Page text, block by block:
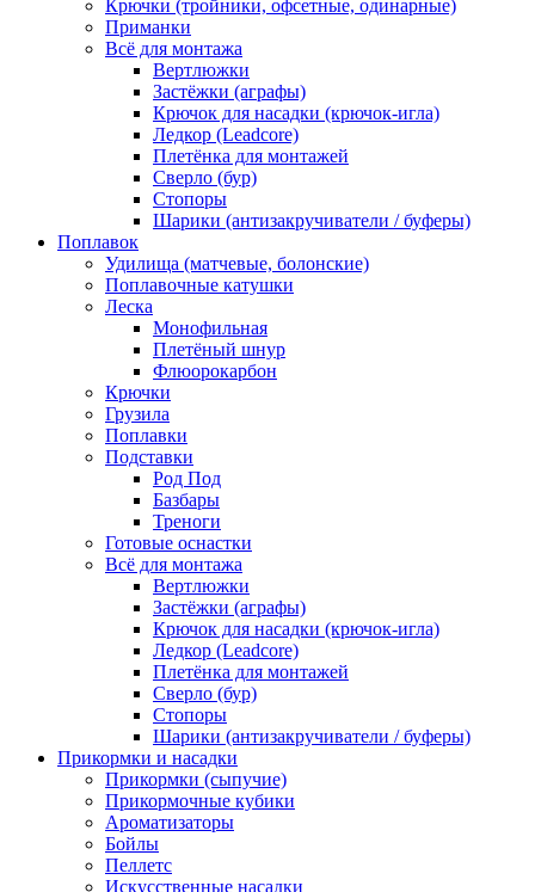
Крючки (тройники, офсетные, одинарные)
Приманки
Всё для монтажа
Вертлюжки
Застёжки (аграфы)
Крючок для насадки (крючок-игла)
Ледкор (Leadcore)
Плетёнка для монтажей
Сверло (бур)
Стопоры
Шарики (антизакручиватели / буферы)
Поплавок
Удилища (матчевые, болонские)
Поплавочные катушки
Леска
Монофильная
Плетёный шнур
Флюорокарбон
Крючки
Грузила
Поплавки
Подставки
Род Под
Базбары
Треноги
Готовые оснастки
Всё для монтажа
Вертлюжки
Застёжки (аграфы)
Крючок для насадки (крючок-игла)
Ледкор (Leadcore)
Плетёнка для монтажей
Сверло (бур)
Стопоры
Шарики (антизакручиватели / буферы)
Прикормки и насадки
Прикормки (сыпучие)
Прикормочные кубики
Ароматизаторы
Бойлы
Пеллетс
Искусственные насадки